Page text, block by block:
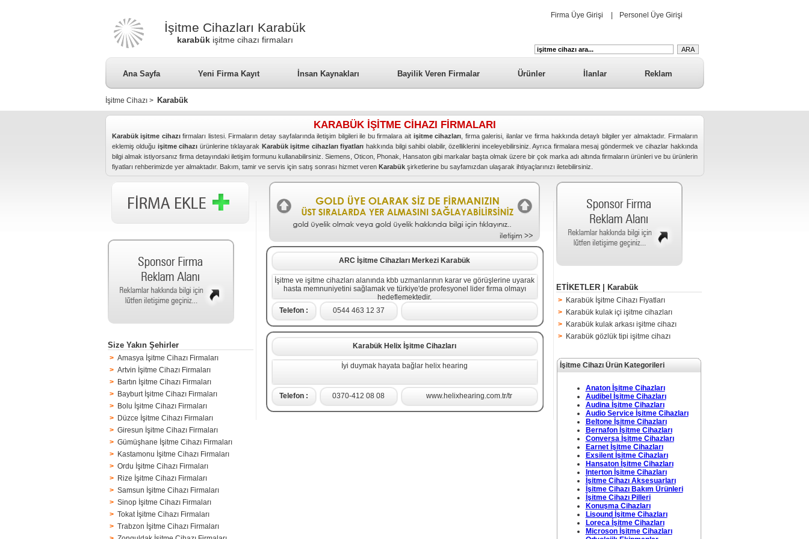
İşitme Cihazları Karabük
karabük işitme cihazı firmaları
Firma Üye Girişi Personel Üye Girişi
Ana Sayfa Yeni Firma Kayıt İnsan Kaynakları Bayilik Veren Firmalar Ürünler İlanlar Reklam
İşitme Cihazı> Karabük
KARABÜK İŞİTME CİHAZI FİRMALARI
Karabük işitme cihazıfirmaları listesi. Firmaların detay sayfalarında iletişim bilgileri ile bu firmalara ait işitme cihazları , firma galerisi, ilanlar ve firma hakkında detaylı bilgiler yer almaktadır. Firmaların
eklemiş olduğu işitme cihazı ürünlerine tıklayarak Karabük işitme cihazları fiyatları hakkında bilgi sahibi olabilir, özelliklerini inceleyebilirsiniz. Ayrıca firmalara mesaj göndermek ve cihazlar hakkında
bilgi almak istiyorsanız firma detayındaki iletişim formunu kullanabilirsiniz. Siemens, Oticon, Phonak, Hansaton gibi markalar başta olmak üzere bir çok marka adı altında firmaların ürünleri ve bu ürünlerin
fiyatları rehberimizde yer almaktadır. Bakım, tamir ve servis için satış sonrası hizmet veren Karabükşirketlerine bu sayfamızdan ulaşarak ihtiyaçlarınızı iletebilirsiniz.
Size Yakın Şehirler
> Amasya İşitme Cihazı Firmaları
> Artvin İşitme Cihazı Firmaları
>
Bartın İşitme Cihazı Firmaları
>
Bayburt İşitme Cihazı Firmaları
>
Bolu İşitme Cihazı Firmaları
>
Düzce İşitme Cihazı Firmaları
> Giresun İşitme Cihazı Firmaları
> Gümüşhane İşitme Cihazı Firmaları
>
Kastamonu İşitme Cihazı Firmaları
> Ordu İşitme Cihazı Firmaları
>
Rize İşitme Cihazı Firmaları
> Samsun İşitme Cihazı Firmaları
> Sinop İşitme Cihazı Firmaları
> Tokat İşitme Cihazı Firmaları
> Trabzon İşitme Cihazı Firmaları
ARC İşitme Cihazları Merkezi Karabük
İşitme ve işitme cihazları alanında kbb uzmanlarının karar ve görüşlerine uyarak
hasta memnuniyetini sağlamak ve türkiye'de profesyonel lider firma olmayı
hedeflemektedir.
Telefon :
0544 463 12 37
Karabük Helix İşitme Cihazları
İyi duymak hayata bağlar helix hearing
Telefon : 0370-412 08 08 www.helixhearing.com.tr/tr
ETİKETLER | Karabük
>
Karabük İşitme Cihazı Fiyatları
>
Karabük kulak içi işitme cihazları
>
Karabük kulak arkası işitme cihazı
>
Karabük gözlük tipi işitme cihazı
İşitme Cihazı Ürün Kategorileri
Anaton İşitme Cihazları
Audibel İşitme Cihazları
Audina İşitme Cihazları
Audio Service İşitme Cihazları
Beltone İşitme Cihazları
Bernafon İşitme Cihazları
Conversa İşitme Cihazları
Earnet İşitme Cihazları
Exsilent İşitme Cihazları
Hansaton İşitme Cihazları
Interton İşitme Cihazları
İşitme Cihazı Aksesuarları
İşitme Cihazı Bakım Ürünleri
İşitme Cihazı Pilleri
Konuşma Cihazları
Lisound İşitme Cihazları
Loreca İşitme Cihazları
Microson İşitme Cihazları